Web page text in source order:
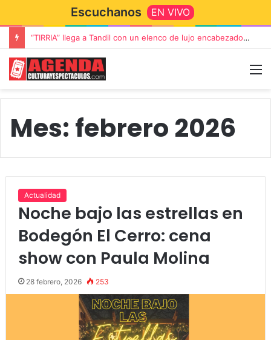
Escuchanos EN VIVO
Rata Blanca regresa a Tandil con un show demoledor en el Estadio Unión y Progreso
Mes: febrero 2026
Actualidad
Noche bajo las estrellas en
Bodegón El Cerro: cena
show con Paula Molina
28 febrero, 2026 253